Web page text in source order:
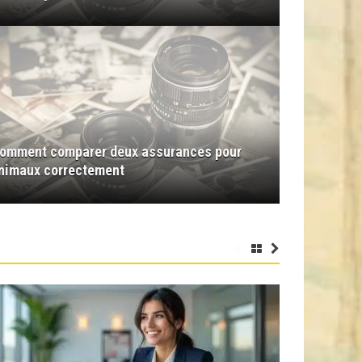
comparer deux assurances pour
correctement